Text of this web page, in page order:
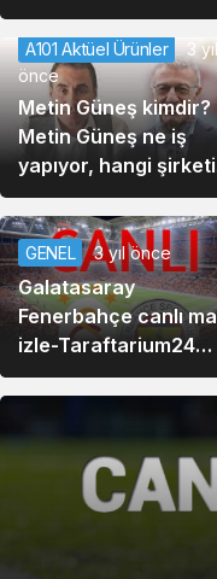
A101 Aktüel Ürünler
3
önce
Metin Güneş kimdir?
Metin Güneş ne iş
yapıyor, hangi
sahibi? Metin Güneş
kaç yaşında, nereli?
GENEL 3 yıl önce
Galatasaray
Fenerbahçe canlı
izle-Taraftarium24
canlı maç izle Yeni
Altay vs Galatasaray
(BeINSports)